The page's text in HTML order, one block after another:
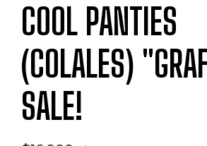
COOL PANTIES
(COLALES)
SALE!